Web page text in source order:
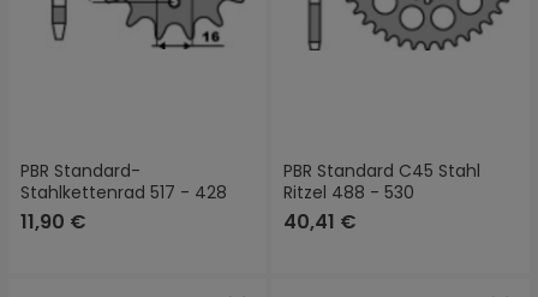
PBR Standard-
Stahlkettenrad 517 - 428
11,90 €
PBR Standard C45 Stahl
Ritzel 488 - 530
40,41 €